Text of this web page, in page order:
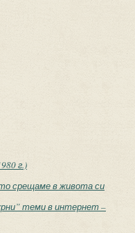
г.)
срещаме в живота си
теми в интернет –